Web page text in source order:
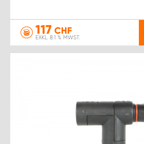
117 CHF
EXKL. 8.1 % MWST.